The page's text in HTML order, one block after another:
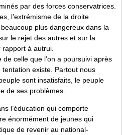
par des forces conservatrices.
l’extrémisme de la droite
plus dangereux dans la
le rejet des autres et sur la
à autrui.
de celle que l’on a poursuivi après
tentation existe. Partout nous
sont insatisfaits, le peuple
de ses problèmes.
l’éducation qui comporte
énormément de jeunes qui
de revenir au national-